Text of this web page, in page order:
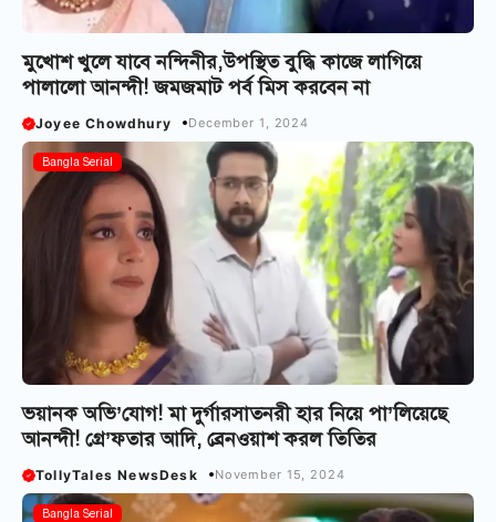
মুখোশ খুলে যাবে নন্দিনীর,উপস্থিত বুদ্ধি কাজে লাগিয়ে
পালালো আনন্দী! জমজমাট পর্ব মিস করবেন না
Joyee Chowdhury December 1, 2024
Bangla Serial
ভয়ানক অভি’যোগ! মা দুর্গারসাতনরী হার নিয়ে পা’লিয়েছে
আনন্দী! গ্রে’ফতার আদি, ব্রেনওয়াশ করল তিতির
TollyTales NewsDesk November 15, 2024
Bangla Serial